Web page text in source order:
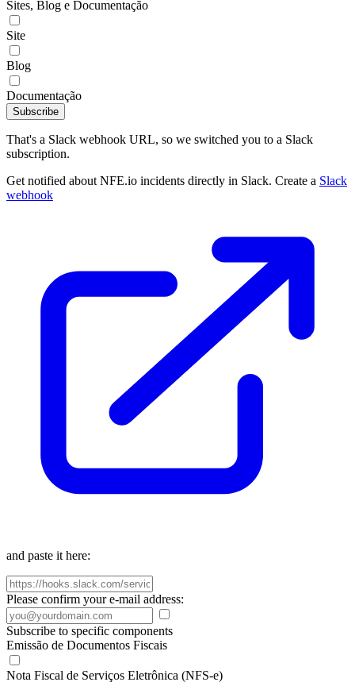
Sites, Blog e Documentação
Site
Blog
Documentação
Subscribe
That's a Slack webhook URL, so we switched you to a Slack
subscription.
Get notified about NFE.io incidents directly in Slack. Create a Slack
webhook
and paste it here:
Please confirm your e-mail address:
Subscribe to specific components
Emissão de Documentos Fiscais
Nota Fiscal de Serviços Eletrônica (NFS-e)